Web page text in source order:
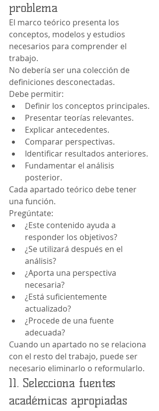
problema
El marco teórico presenta los
conceptos, modelos y estudios
necesarios para comprender el
trabajo.
No debería ser una colección de
definiciones desconectadas.
Debe permitir:
Definir los conceptos principales.
Presentar teorías relevantes.
Explicar antecedentes.
Comparar perspectivas.
Identificar resultados anteriores.
Fundamentar el análisis
posterior.
Cada apartado teórico debe tener
una función.
Pregúntate:
¿Este contenido ayuda a
responder los objetivos?
¿Se utilizará después en el
análisis?
¿Aporta una perspectiva
necesaria?
¿Está suficientemente
actualizado?
¿Procede de una fuente
adecuada?
Cuando un apartado no se relaciona
con el resto del trabajo, puede ser
necesario eliminarlo o reformularlo.
11. Selecciona fuentes
académicas apropiadas